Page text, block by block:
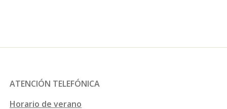
ATENCIÓN TELEFÓNICA
Horario de verano